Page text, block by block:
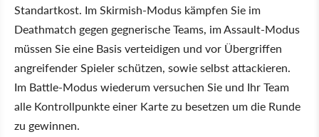
Standartkost. Im Skirmish-Modus kämpfen Sie im
Deathmatch gegen gegnerische Teams, im Assault-Modus
müssen Sie eine Basis verteidigen und vor Übergriffen
angreifender Spieler schützen, sowie selbst attackieren.
Im Battle-Modus wiederum versuchen Sie und Ihr Team
alle Kontrollpunkte einer Karte zu besetzen um die Runde
zu gewinnen.